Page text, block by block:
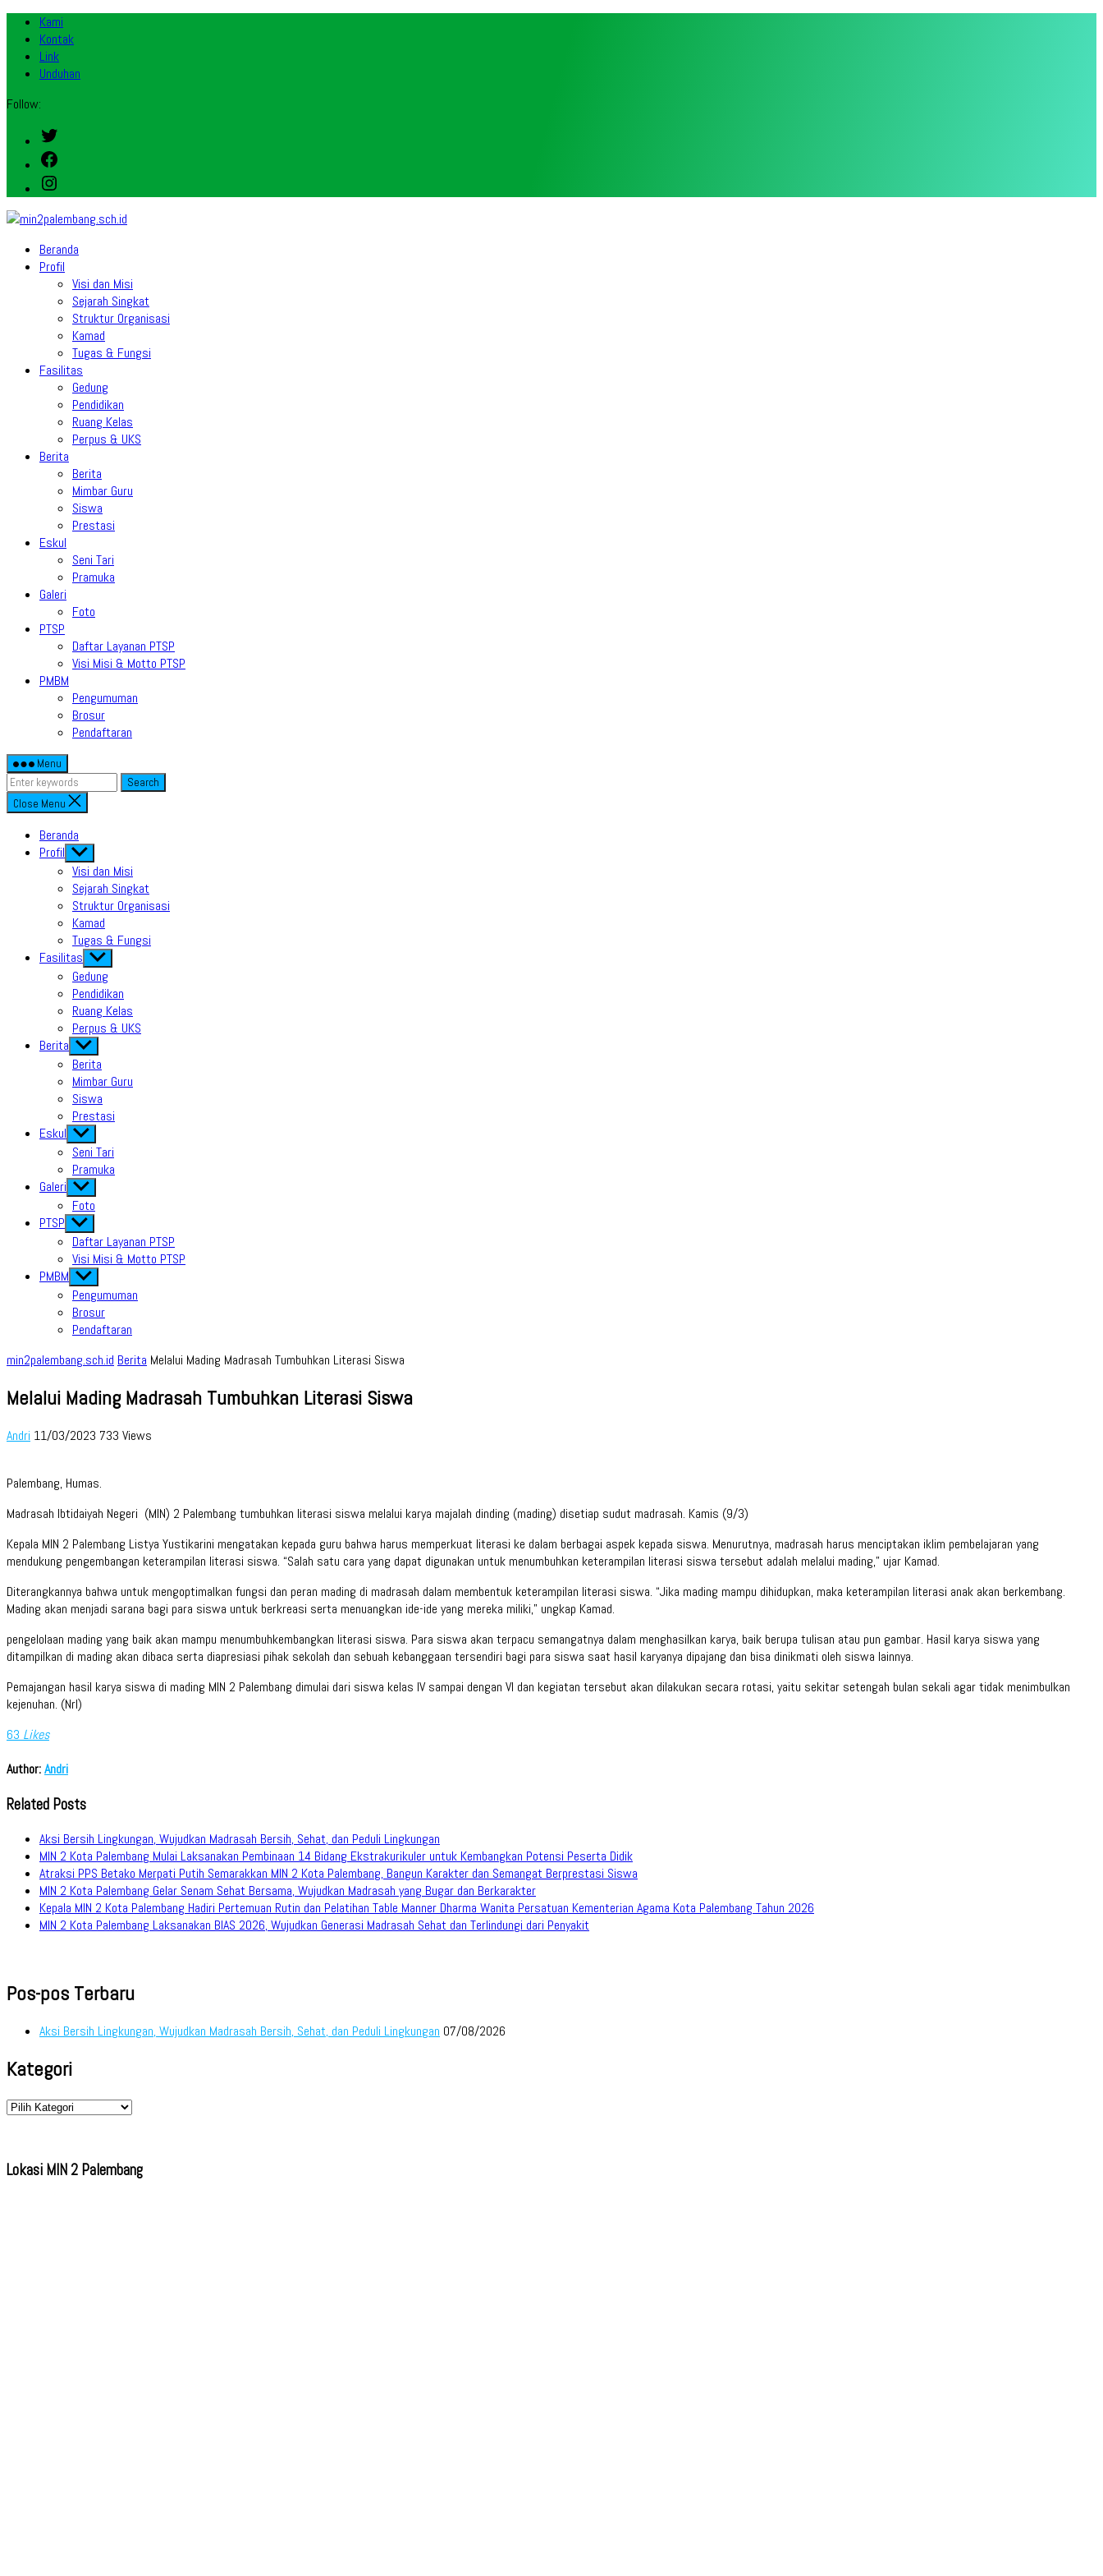
Kami
Kontak
Link
Unduhan
Follow:
Twitter
Facebook
Instagram
Beranda
Profil
Visi dan Misi
Sejarah Singkat
Struktur Organisasi
Kamad
Tugas & Fungsi
Fasilitas
Gedung
Pendidikan
Ruang Kelas
Perpus & UKS
Berita
Berita
Mimbar Guru
Siswa
Prestasi
Eskul
Seni Tari
Pramuka
Galeri
Foto
PTSP
Daftar Layanan PTSP
Visi Misi & Motto PTSP
PMBM
Pengumuman
Brosur
Pendaftaran
Menu
Search
Close Menu
Beranda
Profil Show
sub
menu
Visi dan Misi
Sejarah Singkat
Struktur Organisasi
Kamad
Tugas & Fungsi
Fasilitas Show
sub
menu
Gedung
Pendidikan
Ruang Kelas
Perpus & UKS
Berita Show
sub
menu
Berita
Mimbar Guru
Siswa
Prestasi
Eskul Show
sub
menu
Seni Tari
Pramuka
Galeri Show
sub
menu
Foto
PTSP Show
sub
menu
Daftar Layanan PTSP
Visi Misi & Motto PTSP
PMBM Show
sub
menu
Pengumuman
Brosur
Pendaftaran
min2palembang.sch.id Berita Melalui Mading Madrasah Tumbuhkan Literasi Siswa
Melalui Mading Madrasah Tumbuhkan Literasi Siswa
Andri 11/03/2023 733 Views
Palembang, Humas.
Madrasah Ibtidaiyah Negeri (MIN) 2 Palembang tumbuhkan literasi siswa melalui karya majalah dinding (mading) disetiap sudut madrasah. Kamis (9/3)
Kepala MIN 2 Palembang Listya Yustikarini mengatakan kepada guru bahwa harus memperkuat literasi ke dalam berbagai aspek kepada siswa. Menurutnya, madrasah harus menciptakan iklim pembelajaran yang
mendukung pengembangan keterampilan literasi siswa. “Salah satu cara yang dapat digunakan untuk menumbuhkan keterampilan literasi siswa tersebut adalah melalui mading,” ujar Kamad.
Diterangkannya bahwa untuk mengoptimalkan fungsi dan peran mading di madrasah dalam membentuk keterampilan literasi siswa. “Jika mading mampu dihidupkan, maka keterampilan literasi anak akan berkembang.
Mading akan menjadi sarana bagi para siswa untuk berkreasi serta menuangkan ide-ide yang mereka miliki,” ungkap Kamad.
pengelolaan mading yang baik akan mampu menumbuhkembangkan literasi siswa. Para siswa akan terpacu semangatnya dalam menghasilkan karya, baik berupa tulisan atau pun gambar. Hasil karya siswa yang
ditampilkan di mading akan dibaca serta diapresiasi pihak sekolah dan sebuah kebanggaan tersendiri bagi para siswa saat hasil karyanya dipajang dan bisa dinikmati oleh siswa lainnya.
Pemajangan hasil karya siswa di mading MIN 2 Palembang dimulai dari siswa kelas IV sampai dengan VI dan kegiatan tersebut akan dilakukan secara rotasi, yaitu sekitar setengah bulan sekali agar tidak menimbulkan
kejenuhan. (Nrl)
63 Likes
Author:Andri
Related Posts
Aksi Bersih Lingkungan, Wujudkan Madrasah Bersih, Sehat, dan Peduli Lingkungan
MIN 2 Kota Palembang Mulai Laksanakan Pembinaan 14 Bidang Ekstrakurikuler untuk Kembangkan Potensi Peserta Didik
Atraksi PPS Betako Merpati Putih Semarakkan MIN 2 Kota Palembang, Bangun Karakter dan Semangat Berprestasi Siswa
MIN 2 Kota Palembang Gelar Senam Sehat Bersama, Wujudkan Madrasah yang Bugar dan Berkarakter
Kepala MIN 2 Kota Palembang Hadiri Pertemuan Rutin dan Pelatihan Table Manner Dharma Wanita Persatuan Kementerian Agama Kota Palembang Tahun 2026
MIN 2 Kota Palembang Laksanakan BIAS 2026, Wujudkan Generasi Madrasah Sehat dan Terlindungi dari Penyakit
Pos-pos Terbaru
Aksi Bersih Lingkungan, Wujudkan Madrasah Bersih, Sehat, dan Peduli Lingkungan 07/08/2026
Kategori
Kategori
Lokasi MIN 2 Palembang